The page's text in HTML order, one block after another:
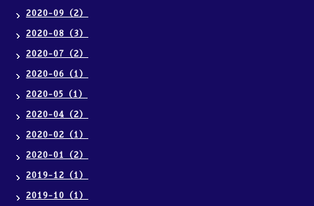
2020-09（2）
2020-08（3）
2020-07（2）
2020-06（1）
2020-05（1）
2020-04（2）
2020-02（1）
2020-01（2）
2019-12（1）
2019-10（1）